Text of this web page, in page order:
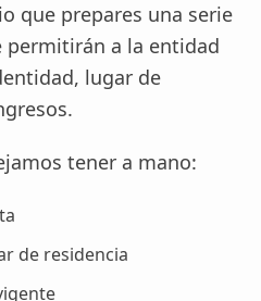
que prepares una serie
permitirán a la entidad
lugar de
tener a mano:
de residencia